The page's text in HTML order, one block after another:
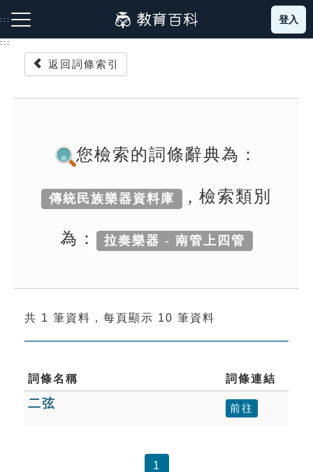
到
主
:::
生字詞彙表
成語故事
索引選單
單字索引
生命大百科索引
登入
:::
返回詞條索引
您檢索的詞條辭典為：
傳統民族樂器資料庫 , 檢索類別
為： 拉奏樂器 - 南管上四管
共 1 筆資料，每頁顯示 10 筆資料
詞條名稱 詞條連結
二弦 前往
1